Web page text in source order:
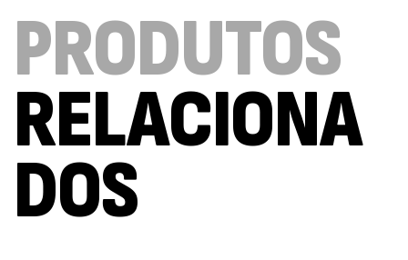
Vitamin D3 + K2 90 Comprimidos Ostrovit
Saúde Óssea Suplementos
7,50
Magnesium + Potassium 20 Comprimidos
Efervescentes Ostrovit
Suplementos
4,00
PRODUTOS
RELACIONA
DOS